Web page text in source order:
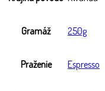
Gramáž 250g
Praženie Espresso